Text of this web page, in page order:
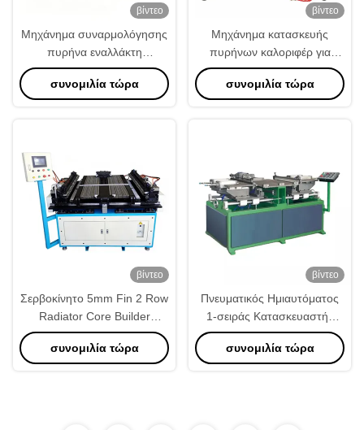
βίντεο
Μηχάνημα συναρμολόγησης
πυρήνα εναλλάκτη
θερμότητας Plate & Bar
συνομιλία τώρα
βίντεο
Μηχάνημα κατασκευής
πυρήνων καλοριφέρ για
καλοριφέρ αλουμινίου δύο
σειρών
συνομιλία τώρα
βίντεο
Σερβοκίνητο 5mm Fin 2 Row
Radiator Core Builder
Machine Precision Servo
Drive Υδραυλική σύσφιξη
συνομιλία τώρα
βίντεο
Πνευματικός Ημιαυτόματος
1-σειράς Κατασκευαστής
Πυρήνα Ψυγείου Αλουμινίου
Υψηλής Ακρίβειας
συνομιλία τώρα